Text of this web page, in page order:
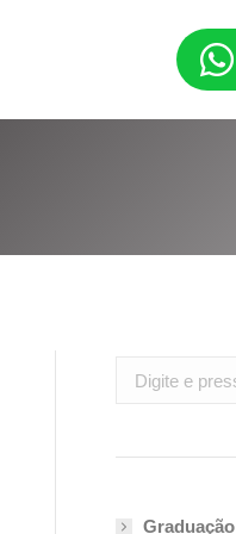
Search:
Graduação